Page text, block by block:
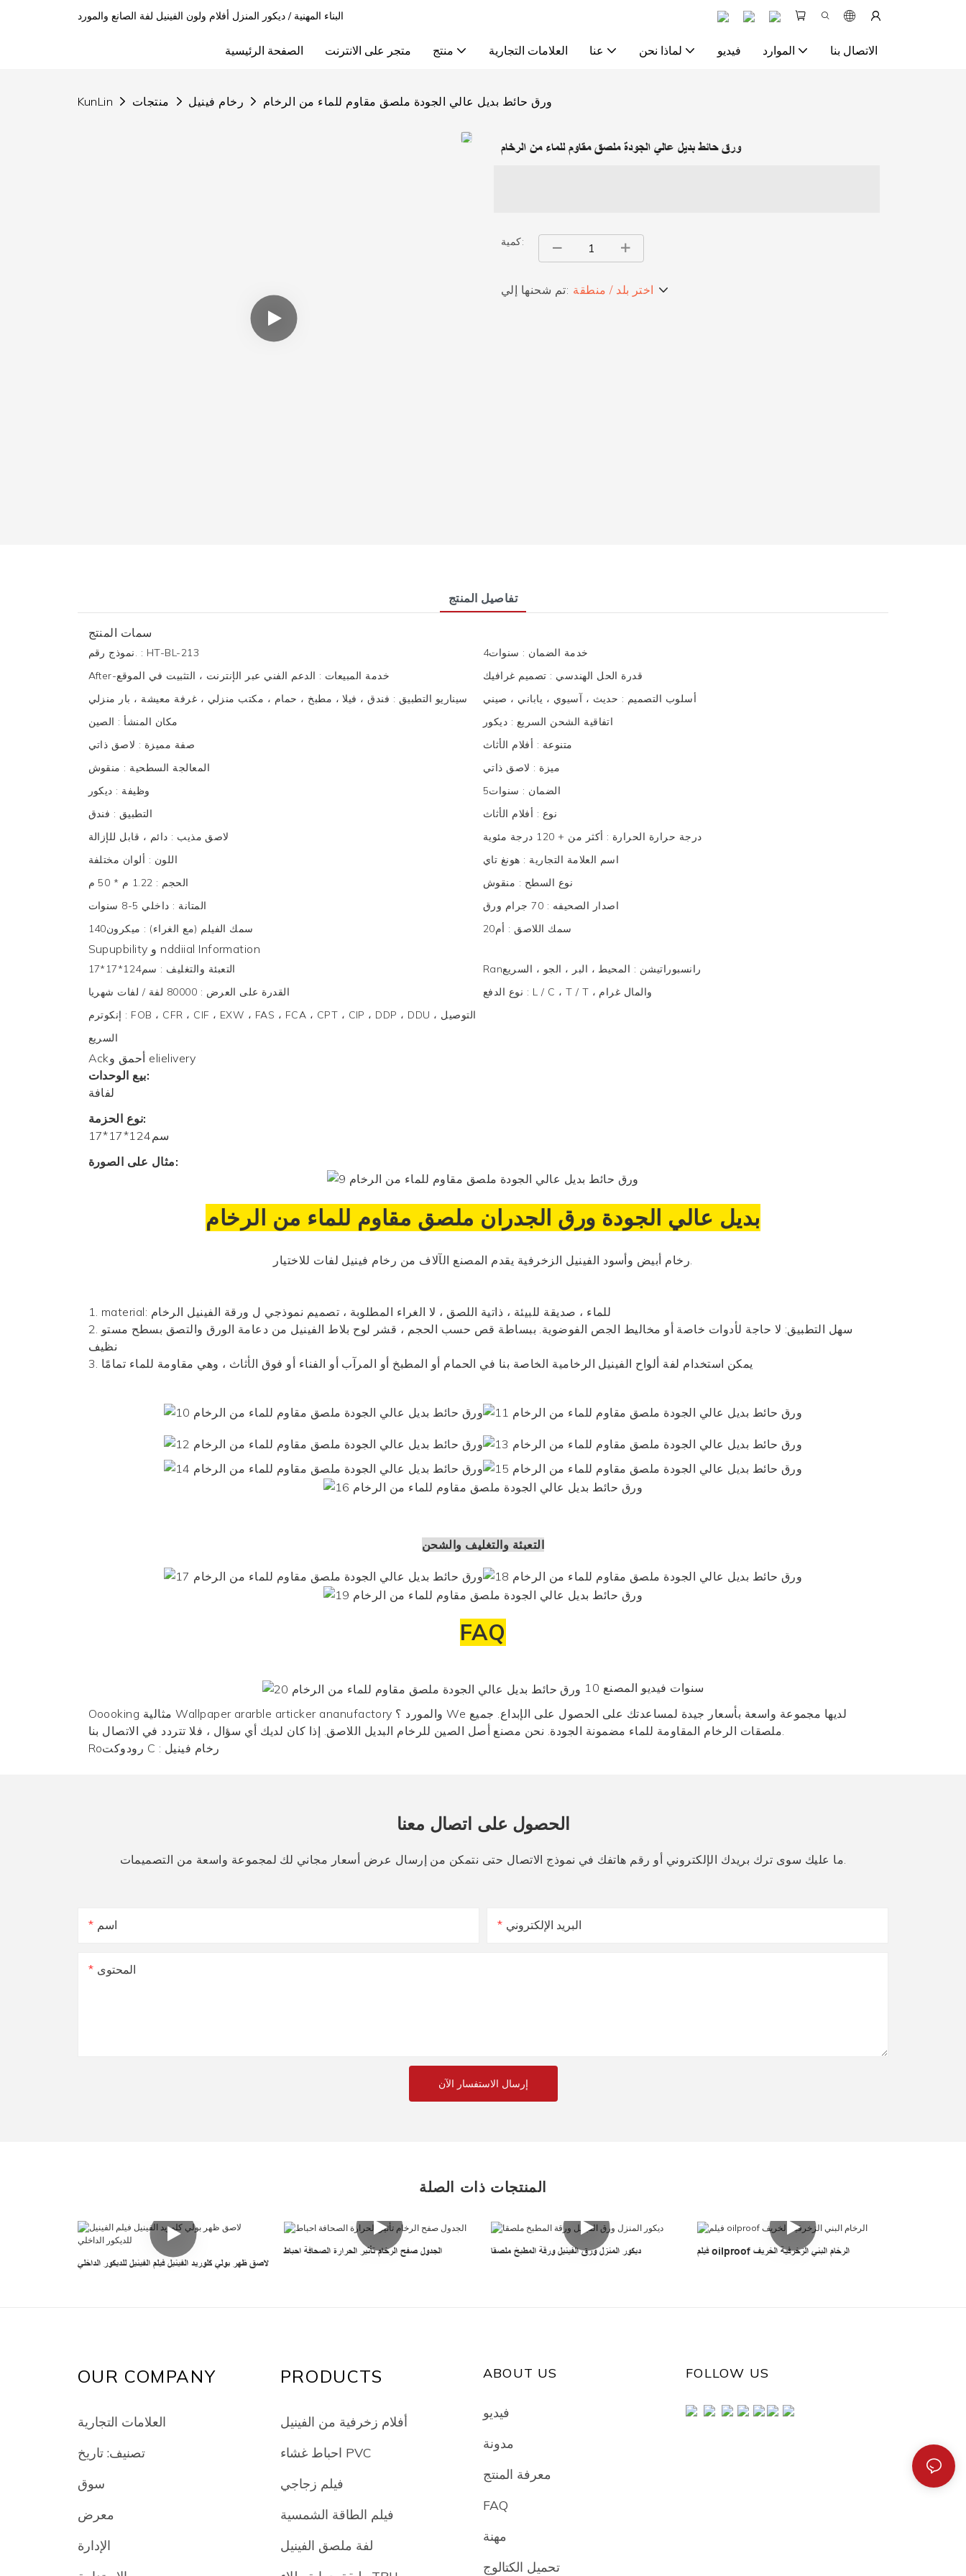
البناء المهنية / ديكور المنزل أفلام ولون الفينيل لفة الصانع والمورد
الصفحة الرئيسية متجر على الانترنت منتج العلامات التجارية عنا لماذا نحن فيديو الموارد الاتصال بنا
KunLin منتجات رخام فينيل ورق حائط بديل عالي الجودة ملصق مقاوم للماء من الرخام
ورق حائط بديل عالي الجودة ملصق مقاوم للماء من الرخام
كمية:
تم شحنها إلي: اختر بلد / منطقة
تفاصيل المنتج
سمات المنتج
نموذج رقم. : HT-BL-213 خدمة الضمان : سنوات4
After-خدمة المبيعات : الدعم الفني عبر الإنترنت ، التثبيت في الموقع قدرة الحل الهندسي : تصميم غرافيك
سيناريو التطبيق : فندق ، فيلا ، مطبخ ، حمام ، مكتب منزلي ، غرفة معيشة ، بار منزلي أسلوب التصميم : حديث ، آسيوي ، ياباني ، صيني
مكان المنشأ : الصين اتفاقية الشحن السريع : ديكور
صفة مميزة : لاصق ذاتي متنوعة : أفلام الأثاث
المعالجة السطحية : منقوش ميزة : لاصق ذاتي
وظيفة : ديكور الضمان : سنوات5
التطبيق : فندق نوع : أفلام الأثاث
لاصق مذيب : دائم ، قابل للإزالة درجة حرارة الحرارة : أكثر من + 120 درجة مئوية
اللون : ألوان مختلفة اسم العلامة التجارية : هونغ تاي
الحجم : 1.22 م * 50 م نوع السطح : منقوش
المتانة : داخلي 5-8 سنوات اصدار الصحيفه : 70 جرام ورق
سمك الفيلم (مع الغراء) : ميكرون140 سمك اللاصق : أم20
Supupbility و nddiial Information
التعبئة والتغليف : سم124*17*17 Ranرانسبوراتيشن : المحيط ، البر ، الجو ، السريع
القدرة على العرض : 80000 لفة / لفات شهريا :
L / C ، T / T ، والمال غرام
: FOB ، CFR ، CIF ، EXW ، FAS ، FCA ، CPT ، CIP ، DDP ، DDU ، التوصيل
السريع
Ackأحمق و elielivery
بيع الوحدات:
لفافة
نوع الحزمة:
سم124*17*17
مثال على الصورة:
بديل عالي الجودة ورق الجدران ملصق مقاوم للماء من الرخام
رخام أبيض وأسود الفينيل الزخرفية يقدم المصنع الآلاف من رخام فينيل
1. material: للماء ، صديقة للبيئة ، ذاتية اللصق ، لا الغراء المطلوبة ، تصميم نموذجي ل ورقة الفينيل الرخام
2. سهل التطبيق: لا حاجة لأدوات خاصة أو مخاليط الجص الفوضوية. ببساطة قص حسب الحجم ، قشر لوح بلاط الفينيل من دعامة الورق والتصق بسطح مستو
نظيف
3. يمكن استخدام لفة ألواح الفينيل الرخامية الخاصة بنا في الحمام أو المطبخ أو المرآب أو الفناء أو فوق الأثاث ، وهي مقاومة للماء تمامًا
التعبئة والتغليف والشحن
FAQ
10 سنوات فيديو المصنع
Ooooking مثالية Wallpaper ararble articker ananufactory والمورد ؟ We لديها مجموعة واسعة بأسعار جيدة لمساعدتك على الحصول على الإبداع. جميع
Roرودوكت C : رخام فينيل
الحصول على اتصال معنا
ما عليك سوى ترك بريدك الإلكتروني أو رقم هاتفك في نموذج الاتصال حتى نتمكن من إرسال عرض أسعار مجاني لك لمجموعة واسعة من التصميمات.
اسم البريد الإلكتروني
المحتوى
إرسال الاستفسار الآن
المنتجات ذات الصلة
لاصق ظهر بولي كلوريد الفينيل فيلم الفينيل للديكور الداخلي
الجدول صفح الرخام تأثير الحرارة الصحافة احباط ديكور المنزل ورق الفينيل ورقة المطبخ ملصقا فيلم oilproof الرخام البني الزخرفية الخريف
OUR COMPANY
العلامات التجارية
تصنيف: تاريخ
سوق
معرض
الإدارة
PRODUCTS
أفلام زخرفية من الفينيل
احباط غشاء PVC
فيلم زجاجي
فيلم الطاقة الشمسية
لفة ملصق الفينيل
ABOUT US
فيديو
مدونة
معرفة المنتج
FAQ
مهنة
تحميل الكتالوج
FOLLOW US